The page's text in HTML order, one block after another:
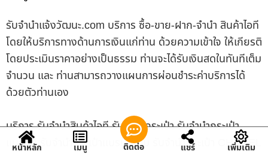
รับจํานําแจ้งวัฒนะ.com บริการ ซื้อ-ขาย-ฝาก-จำนำ สินค้าไอที
โดยให้บริการทางด้านการเงินแก่ท่าน ด้วยความเข้าใจ ให้เกียรติ
โดยประเมินราคาอย่างเป็นธรรม ท่านจะได้รับเงินสดในทันทีเต็ม
จำนวน และ ท่านสามารถวางแผนการผ่อนชำระค่าบริการได้
ด้วยตัวท่านเอง
บริการ รับจำนำสินค้าไอที รับจำนำกระเป๋า รับจำนำกระเป๋า
แบรนด์ รับจำนำกระเป๋าแบรนด์เนม รับจำนำกระเป๋า CHANEL
หน้าหลัก เมนู ติดต่อ แชร์ เพิ่มเติม